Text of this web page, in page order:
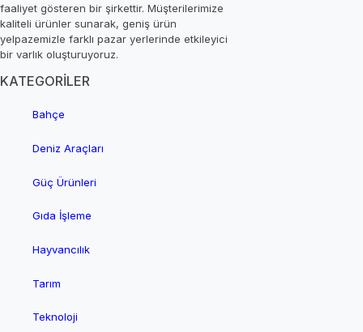
faaliyet gösteren bir şirkettir. Müşterilerimize
kaliteli ürünler sunarak, geniş ürün
yelpazemizle farklı pazar yerlerinde etkileyici
bir varlık oluşturuyoruz.
KATEGORİLER
Bahçe
Deniz Araçları
Güç Ürünleri
Gıda İşleme
Hayvancılık
Tarım
Teknoloji